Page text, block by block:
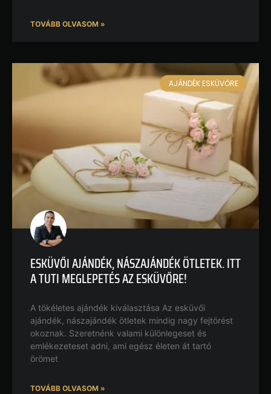
TOVÁBB OLVASOM »
AJÁNDÉK ESKÜVŐRE
ESKÜVŐI AJÁNDÉK, NÁSZAJÁNDÉK ÖTLETEK. ITT
A TUTI MEGLEPETÉS AZ ESKÜVŐRE!
A tökéletes ajándék kiválasztása Az esküvői
ajándék, nászajándék ötletek mindig nagy fejtörést
okoznak. Szeretnénk valami különlegeset és
emlékezeteset adni, ami egész életen át tartó
örömet
TOVÁBB OLVASOM »